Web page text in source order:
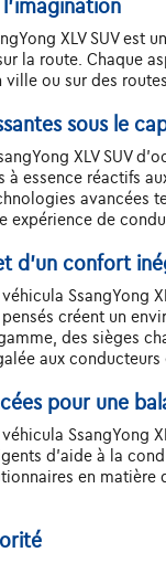
l'imagination
XLV SUV
la route. Chaque
ou sur des
sous le
XLV SUV
à essence réactifs
avancées
expérience de
d’un confort
SsangYong
créent un
des sièges
aux conducteurs
pour une
SsangYong
d'aide à la
en matière